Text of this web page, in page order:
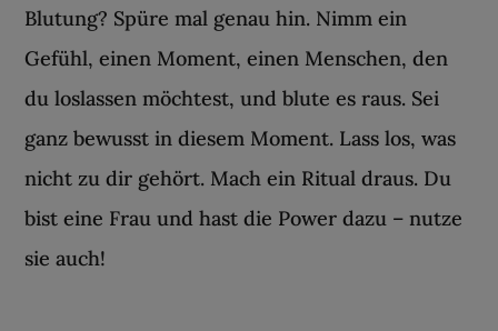
Blutung? Spüre mal genau hin. Nimm ein
Gefühl, einen Moment, einen Menschen, den
du loslassen möchtest, und blute es raus. Sei
ganz bewusst in diesem Moment. Lass los, was
nicht zu dir gehört. Mach ein Ritual draus. Du
bist eine Frau und hast die Power dazu – nutze
sie auch!